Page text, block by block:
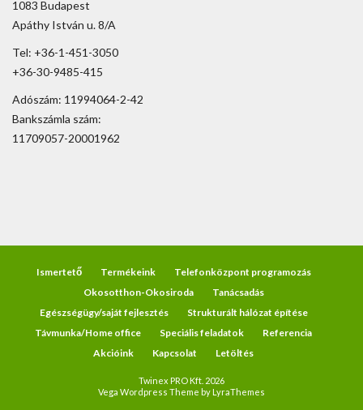
1083 Budapest
Apáthy István u. 8/A
Tel: +36-1-451-3050
+36-30-9485-415
Adószám: 11994064-2-42
Bankszámla szám:
11709057-20001962
Ismertető Termékeink
Telefonközpont programozás
Okosotthon-Okosiroda
Tanácsadás
Egészségügy/saját fejlesztés
Strukturált hálózat építése
Távmunka/Home office
Speciális feladatok
Referencia
Akcióink
Kapcsolat Letöltés
Twinex PRO Kft. 2026
Vega Wordpress Theme byLyraThemes